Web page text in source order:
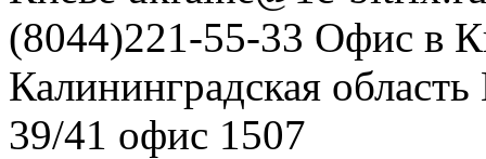
(8044)221-55-33 Офис в
Калининградская область
39/41 офис 1507